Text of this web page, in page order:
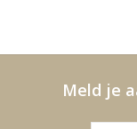
Meld je